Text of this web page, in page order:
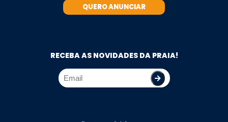
QUERO ANUNCIAR
RECEBA AS NOVIDADES DA PRAIA!